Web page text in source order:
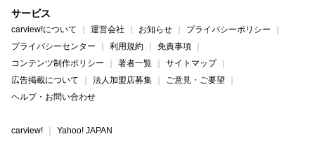
サービス
carview!について 運営会社 お知らせ
プライバシーポリシー
プライバシーセンター
利用規約
免責事項
コンテンツ制作ポリシー
著者一覧
サイトマップ
広告掲載について
法人加盟店募集
ご意見・ご要望
ヘルプ・お問い合わせ
carview! Yahoo! JAPAN